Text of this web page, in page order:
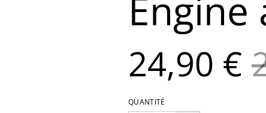
24,90 €
QUANTITÉ